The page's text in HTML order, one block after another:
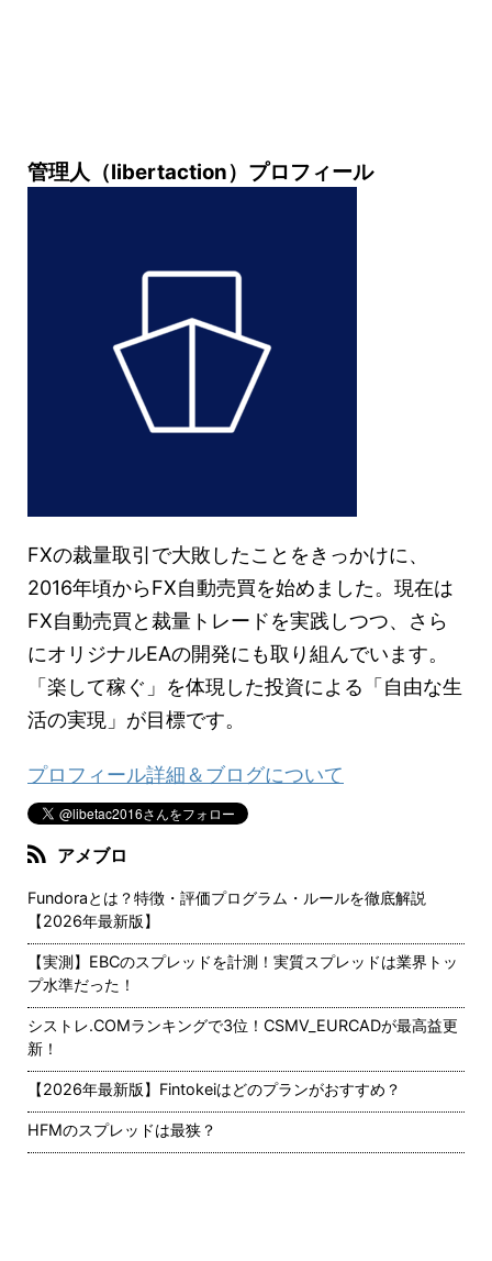
管理人（libertaction）プロフィール
FXの裁量取引で大敗したことをきっかけに、
2016年頃からFX自動売買を始めました。現在は
FX自動売買と裁量トレードを実践しつつ、さら
にオリジナルEAの開発にも取り組んでいます。
「楽して稼ぐ」を体現した投資による「自由な生
活の実現」が目標です。
プロフィール詳細＆ブログについて
アメブロ
Fundoraとは？特徴・評価プログラム・ルールを徹底解説
【2026年最新版】
【実測】EBCのスプレッドを計測！実質スプレッドは業界トッ
プ水準だった！
シストレ.COMランキングで3位！CSMV_EURCADが最高益更
新！
【2026年最新版】Fintokeiはどのプランがおすすめ？
HFMのスプレッドは最狭？